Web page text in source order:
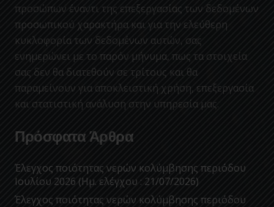
προσώπων έναντι της επεξεργασίας των δεδομένων
προσωπικού χαρακτήρα και για την ελεύθερη
κυκλοφορία των δεδομένων αυτών, σας
ενημερώνει με το παρόν μήνυμα, πως τα στοιχεία
σας δεν θα διατεθούν σε τρίτους και θα
παραμείνουν για αποκλειστική χρήση, επεξεργασία
και στατιστική ανάλυση στην υπηρεσία μας.
Πρόσφατα Άρθρα
Έλεγχος ποιότητας νερών κολύμβησης περιόδου
Ιουλίου 2026 (Ημ. ελέγχου : 21/07/2026)
Έλεγχος ποιότητας νερών κολύμβησης περιόδου